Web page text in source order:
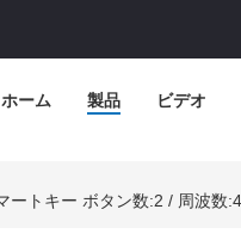
ホーム 製品 ビデオ